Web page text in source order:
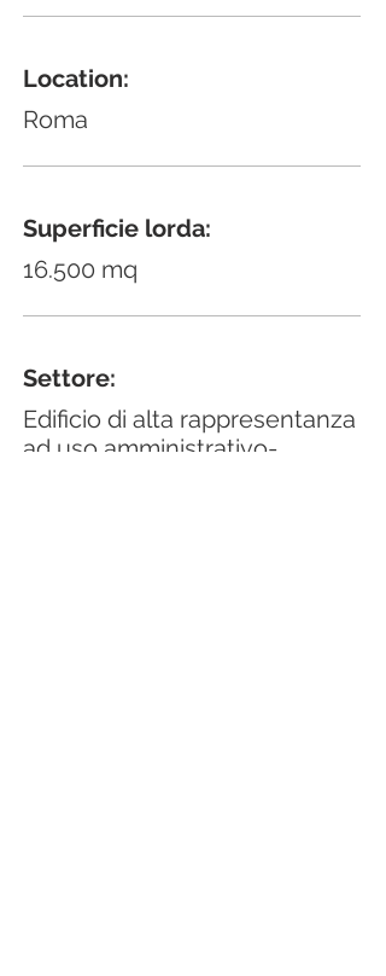
Location:
Roma
Superficie lorda:
16.500 mq
Settore:
Edificio di alta rappresentanza
ad uso amministrativo-